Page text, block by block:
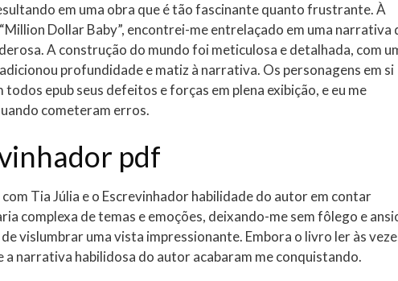
em uma obra que é tão fascinante quanto frustrante. À
Dollar Baby”, encontrei-me entrelaçado em uma narrativa
A construção do mundo foi meticulosa e detalhada, com
profundidade e matiz à narrativa. Os personagens em si
epub seus defeitos e forças em plena exibição, e eu me
cometeram erros.
pdf
Tia Júlia e o Escrevinhador habilidade do autor em contar
complexa de temas e emoções, deixando-me sem fôlego e
vislumbrar uma vista impressionante. Embora o livro ler às
narrativa habilidosa do autor acabaram me conquistando.